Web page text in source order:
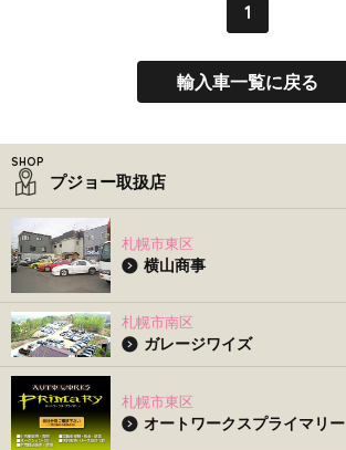
1
輸入車一覧に戻る
プジョー取扱店
札幌市東区
横山商事
札幌市南区
ガレージワイズ
札幌市東区
オートワークスプライマリー